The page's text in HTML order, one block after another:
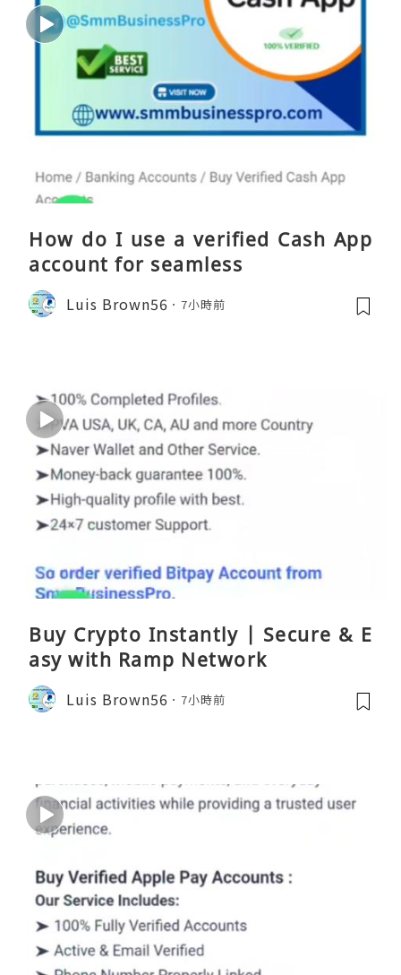
How do I use a verified Cash App
account for seamless
Luis Brown56 7小時前
Buy Crypto Instantly | Secure & E
asy with Ramp Network
Luis Brown56 7小時前